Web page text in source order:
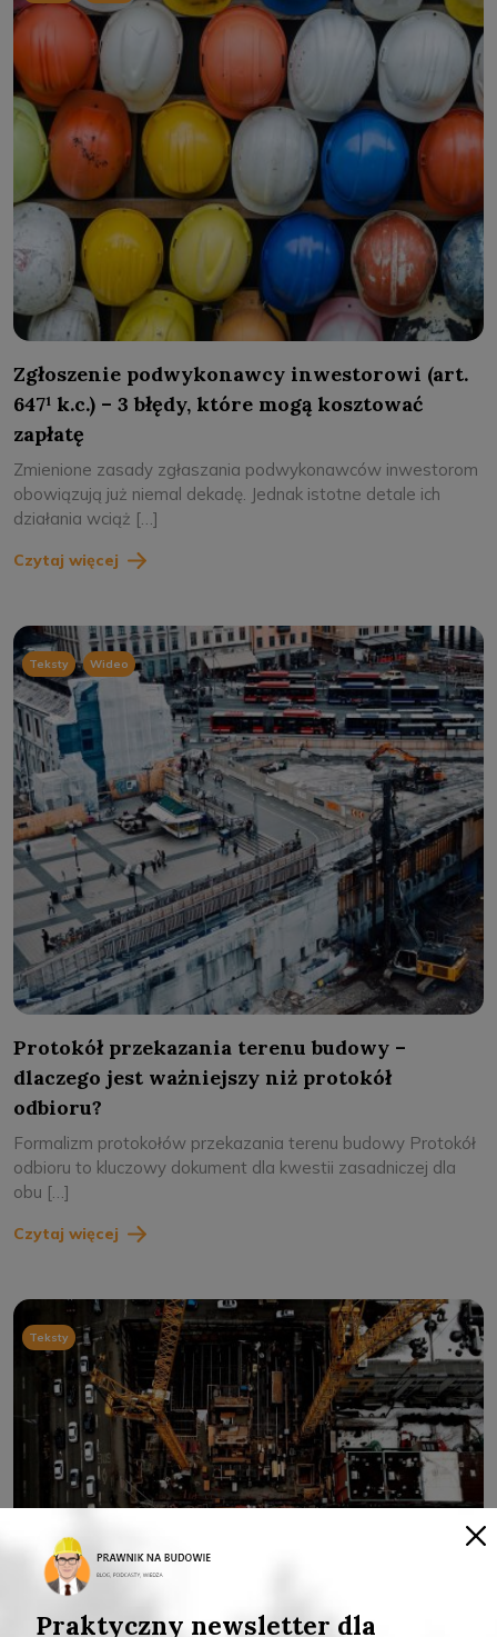
Zgłoszenie podwykonawcy inwestorowi (art.
647¹ k.c.) – 3 błędy, które mogą kosztować
zapłatę
Zmienione zasady zgłaszania podwykonawców inwestorom
obowiązują już niemal dekadę. Jednak istotne detale ich
działania wciąż […]
Czytaj więcej
Teksty , Wideo
Protokół przekazania terenu budowy –
dlaczego jest ważniejszy niż protokół
odbioru?
Formalizm protokołów przekazania terenu budowy Protokół
odbioru to kluczowy dokument dla kwestii zasadniczej dla
obu […]
Czytaj więcej
Teksty
Praktyczny newsletter dla